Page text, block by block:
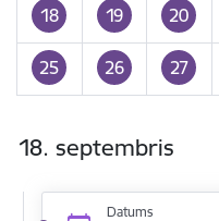
18 19 20
25 26 27
18. septembris
Datums